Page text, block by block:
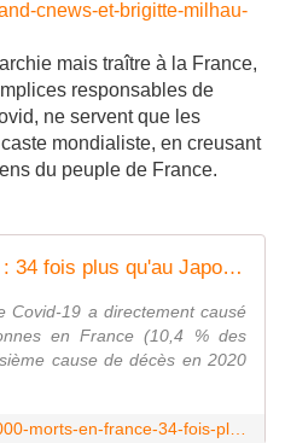
cnews-et-brigitte-milhau-
mais traître à la France,
responsables de
ne servent que les
mondialiste, en creusant
du peuple de France.
69 000 morts en France : 34 fois plus qu'au Japon, cherchez l'erreur !
Covid-19 a directement causé
en France (10,4 % des
cause de décès en 2020